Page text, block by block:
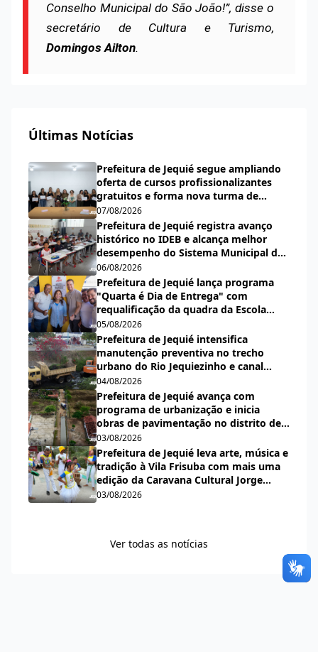
Conselho Municipal do São João!”, disse o
secretário de Cultura e Turismo,
Domingos Ailton.
Últimas Notícias
Prefeitura de Jequié segue ampliando
oferta de cursos profissionalizantes
gratuitos e forma nova turma de
cabeleireiras, manicures e pedicures
07/08/2026
Prefeitura de Jequié registra avanço
histórico no IDEB e alcança melhor
desempenho do Sistema Municipal de
Ensino desde a criação do índice
06/08/2026
Prefeitura de Jequié lança programa
"Quarta é Dia de Entrega" com
requalificação da quadra da Escola
Municipal Carlos Aguiar
05/08/2026
Prefeitura de Jequié intensifica
manutenção preventiva no trecho
urbano do Rio Jequiezinho e canal
pluvial do bairro Espírito Santo
04/08/2026
Prefeitura de Jequié avança com
programa de urbanização e inicia
obras de pavimentação no distrito de
Nova Esperança
03/08/2026
Prefeitura de Jequié leva arte, música e
tradição à Vila Frisuba com mais uma
edição da Caravana Cultural Jorge
Salomão
03/08/2026
Ver todas as notícias